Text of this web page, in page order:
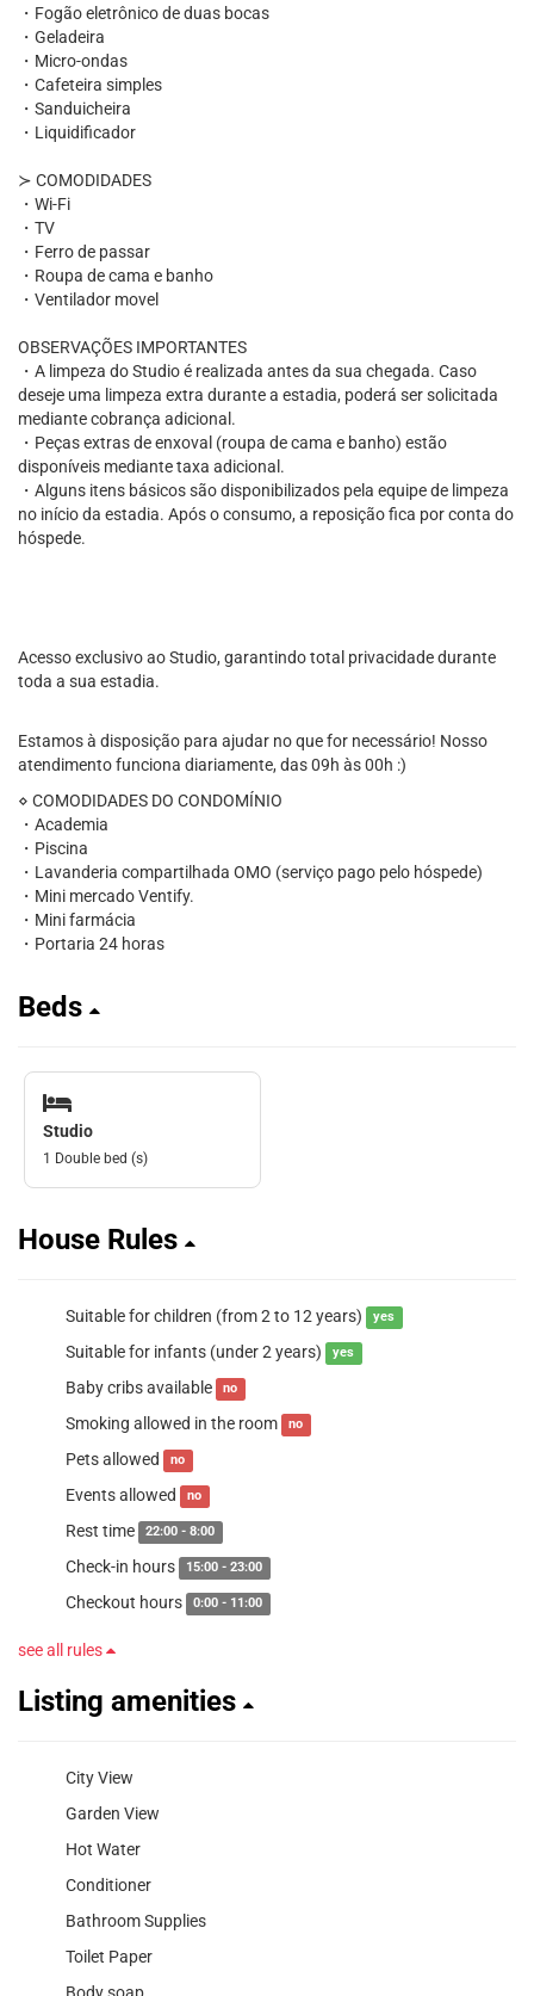
・Fogão eletrônico de duas bocas
・Geladeira
・Micro-ondas
・Cafeteira simples
・Sanduicheira
・Liquidificador
≻ COMODIDADES
・Wi-Fi
・TV
・Ferro de passar
・Roupa de cama e banho
・Ventilador movel
OBSERVAÇÕES IMPORTANTES
・A limpeza do Studio é realizada antes da sua chegada. Caso
deseje uma limpeza extra durante a estadia, poderá ser solicitada
mediante cobrança adicional.
・Peças extras de enxoval (roupa de cama e banho) estão
disponíveis mediante taxa adicional.
・Alguns itens básicos são disponibilizados pela equipe de limpeza
no início da estadia. Após o consumo, a reposição fica por conta do
hóspede.
Acesso exclusivo ao Studio, garantindo total privacidade durante
toda a sua estadia.
Estamos à disposição para ajudar no que for necessário! Nosso
atendimento funciona diariamente, das 09h às 00h :)
⋄ COMODIDADES DO CONDOMÍNIO
・Academia
・Piscina
・Lavanderia compartilhada OMO (serviço pago pelo hóspede)
・Mini mercado Ventify.
・Mini farmácia
・Portaria 24 horas
Beds
Studio
1 Double bed (s)
House Rules
Suitable for children (from 2 to 12 years) yes
Suitable for infants (under 2 years) yes
Baby cribs available no
Smoking allowed in the room no
Pets allowed no
Events allowed no
Rest time 22:00 - 8:00
Check-in hours 15:00 - 23:00
Checkout hours 0:00 - 11:00
see all rules
Listing amenities
City View
Garden View
Hot Water
Conditioner
Bathroom Supplies
Toilet Paper
Body soap